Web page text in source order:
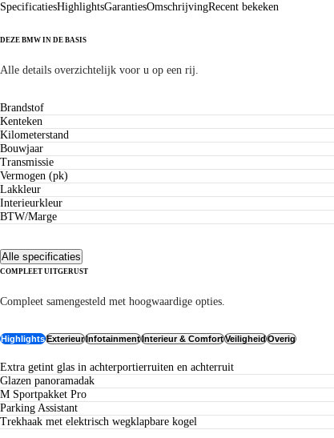
SpecificatiesHighlightsGarantiesOmschrijvingRecent bekeken
DEZE BMW IN DE BASIS
Alle details overzichtelijk voor u op een rij.
Brandstof
Kenteken
Kilometerstand
Bouwjaar
Transmissie
Vermogen (pk)
Lakkleur
Interieurkleur
BTW/Marge
Alle specificaties
COMPLEET UITGERUST
Compleet samengesteld met hoogwaardige opties.
HighlightsExterieurInfotainmentInterieur & ComfortVeiligheidOverig
Extra getint glas in achterportierruiten en achterruit
Glazen panoramadak
M Sportpakket Pro
Parking Assistant
Trekhaak met elektrisch wegklapbare kogel